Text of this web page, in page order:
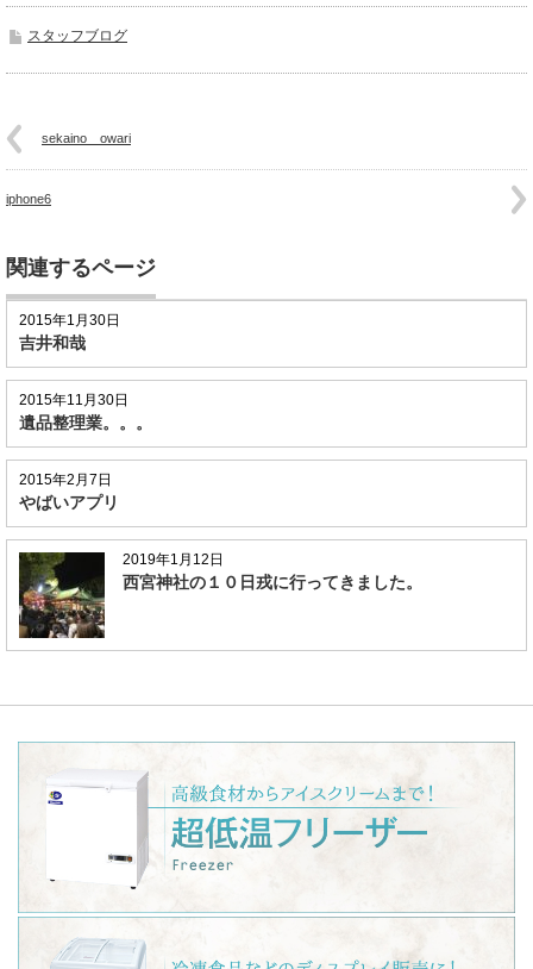
スタッフブログ
sekaino owari
iphone6
関連するページ
2015年1月30日
吉井和哉
2015年11月30日
遺品整理業。。。
2015年2月7日
やばいアプリ
2019年1月12日
西宮神社の１０日戎に行ってきました。